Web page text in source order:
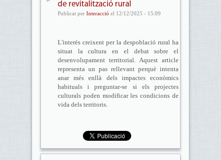
de revitalització rural
Publicat per Interacció el 12/12/2025 - 15:09
L'interès creixent per la despoblació rural ha
situat la cultura en el debat sobre el
desenvolupament territorial. Aquest article
representa un pas rellevant perquè intenta
anar més enllà dels impactes econòmics
habituals i preguntar-se si els projectes
culturals poden modificar les condicions de
vida dels territoris.